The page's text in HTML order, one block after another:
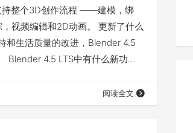
持整个3D创作流程 ——建模，绑
视频编辑和2D动画。 更新了什么
和生活质量的改进，Blender 4.5
Blender 4.5 LTS中有什么新功
阅读全文